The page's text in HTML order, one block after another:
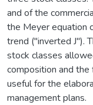
and of the
the Meyer equation
trend ("inverted J").
stock classes
composition and
useful for the
management plans.